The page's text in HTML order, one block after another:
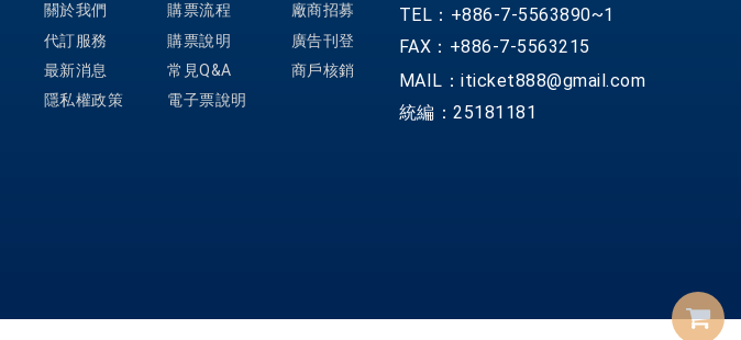
TEL：+886-7-5563890~1
FAX：+886-7-5563215
MAIL：iticket888@gmail.com
統編：25181181
廠商招募
廣告刊登
商戶核銷
購票流程
購票說明
常見Q&A
電子票說明
關於我們
代訂服務
最新消息
隱私權政策